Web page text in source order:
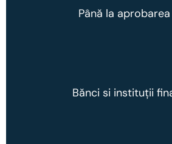
Până la
Bănci si instituții